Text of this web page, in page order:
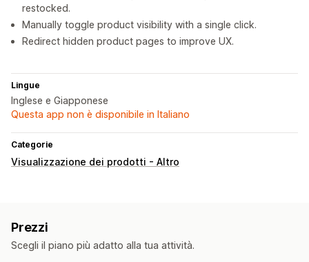
restocked.
Manually toggle product visibility with a single click.
Redirect hidden product pages to improve UX.
Lingue
Inglese e Giapponese
Questa app non è disponibile in Italiano
Categorie
Visualizzazione dei prodotti - Altro
Prezzi
Scegli il piano più adatto alla tua attività.